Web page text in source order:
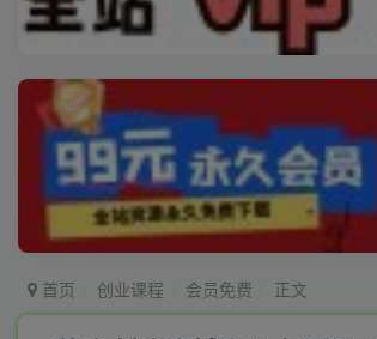
首页 创业课程 会员免费 正文